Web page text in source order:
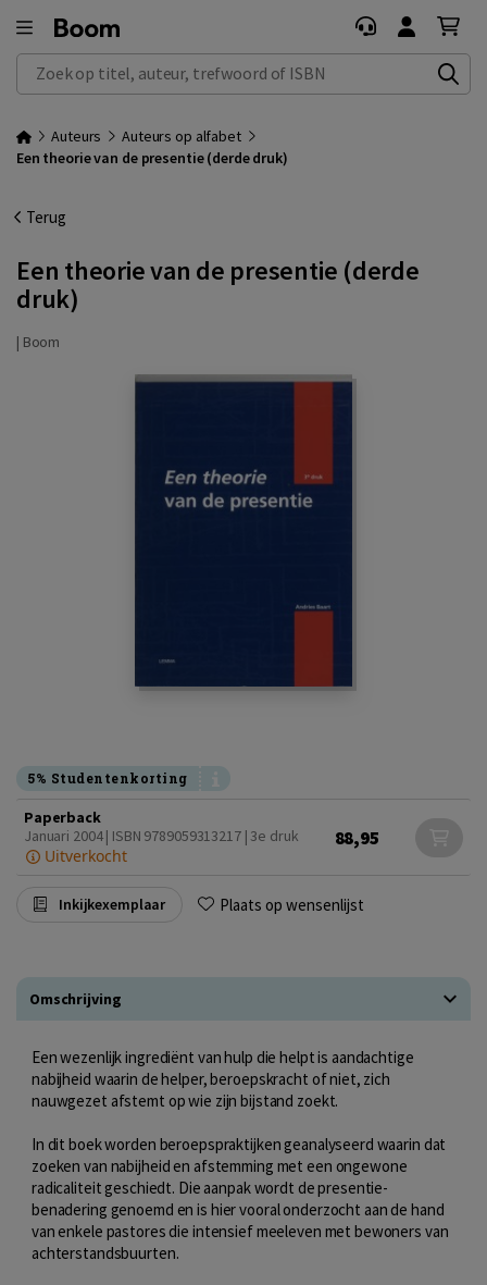
Zoek op titel, auteur, trefwoord of ISBN
Auteurs
Auteurs op alfabet
Een theorie van de presentie (derde druk)
Terug
Een theorie van de presentie (derde
druk)
| Boom
5% Studentenkorting
Paperback
Januari 2004 | ISBN 9789059313217 | 3e druk
Uitverkocht
88,95
Inkijkexemplaar Plaats op wensenlijst
Omschrijving
Een wezenlijk ingrediënt van hulp die helpt is aandachtige
nabijheid waarin de helper, beroepskracht of niet, zich
nauwgezet afstemt op wie zijn bijstand zoekt.
In dit boek worden beroepspraktijken geanalyseerd waarin dat
zoeken van nabijheid en afstemming met een ongewone
radicaliteit geschiedt. Die aanpak wordt de presentie-
benadering genoemd en is hier vooral onderzocht aan de hand
van enkele pastores die intensief meeleven met bewoners van
achterstandsbuurten.